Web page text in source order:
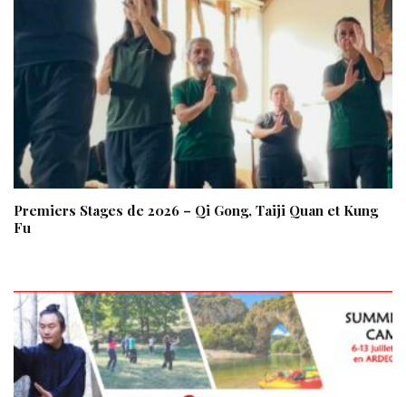
Premiers Stages de 2026 – Qi Gong, Taiji Quan et Kung
Fu